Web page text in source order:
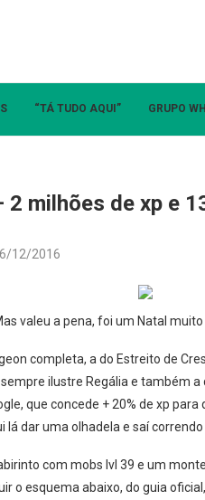
“TÁ TUDO AQUI” GRUPO
2 milhões de xp e
12/2016
valeu a pena, foi um Natal
completa, a do Estreito de
ilustre Regália e também
que concede + 20% de xp
dar uma olhadela e saí
com mobs lvl 39 e um
o esquema abaixo, do guia